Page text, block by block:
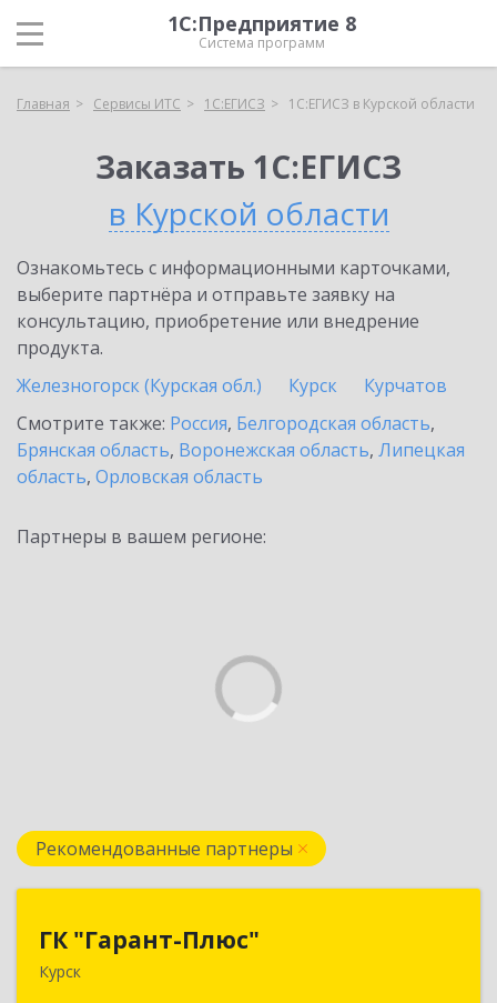
1С:Предприятие 8
Система программ
Главная Сервисы ИТС 1С:ЕГИСЗ 1С:ЕГИСЗ в Курской области
Заказать 1С:ЕГИСЗ
в Курской области
Ознакомьтесь с информационными карточками,
выберите партнёра и отправьте заявку на
консультацию, приобретение или внедрение
продукта.
Железногорск (Курская обл.)
Курск
Курчатов
Смотрите также: Россия, Белгородская область,
Брянская область, Воронежская область, Липецкая
область, Орловская область
Партнеры в вашем регионе:
Рекомендованные партнеры
ГК "Гарант-Плюс"
Курск
305035, Курская обл, Курск г, Овечкина ул, дом